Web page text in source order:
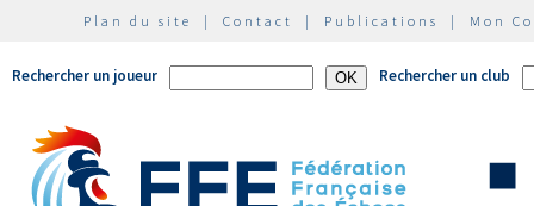
Plan du site | Contact | Publications | Mon
Rechercher un joueur Rechercher un club